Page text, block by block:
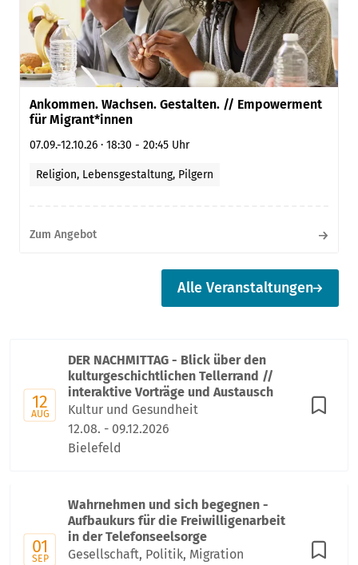
Ankommen. Wachsen. Gestalten. // Empowerment
für Migrant*innen
07.09.-12.10.26 · 18:30 - 20:45 Uhr
Religion, Lebensgestaltung, Pilgern
Zum Angebot
Alle Veranstaltungen
12
AUG
DER NACHMITTAG - Blick über den
kulturgeschichtlichen Tellerrand //
interaktive Vorträge und Austausch
Kultur und Gesundheit
12.08. - 09.12.2026
Bielefeld
01
SEP
Wahrnehmen und sich begegnen -
Aufbaukurs für die Freiwilligenarbeit
in der Telefonseelsorge
Gesellschaft, Politik, Migration